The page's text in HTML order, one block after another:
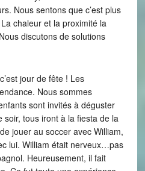
Nous sentons que c’est plus
chaleur et la proximité la
discutons de solutions
jour de fête ! Les
Nous sommes
sont invités à déguster
soir, tous iront à la fiesta de la
jouer au soccer avec William,
lui. William était nerveux…pas
Heureusement, il fait